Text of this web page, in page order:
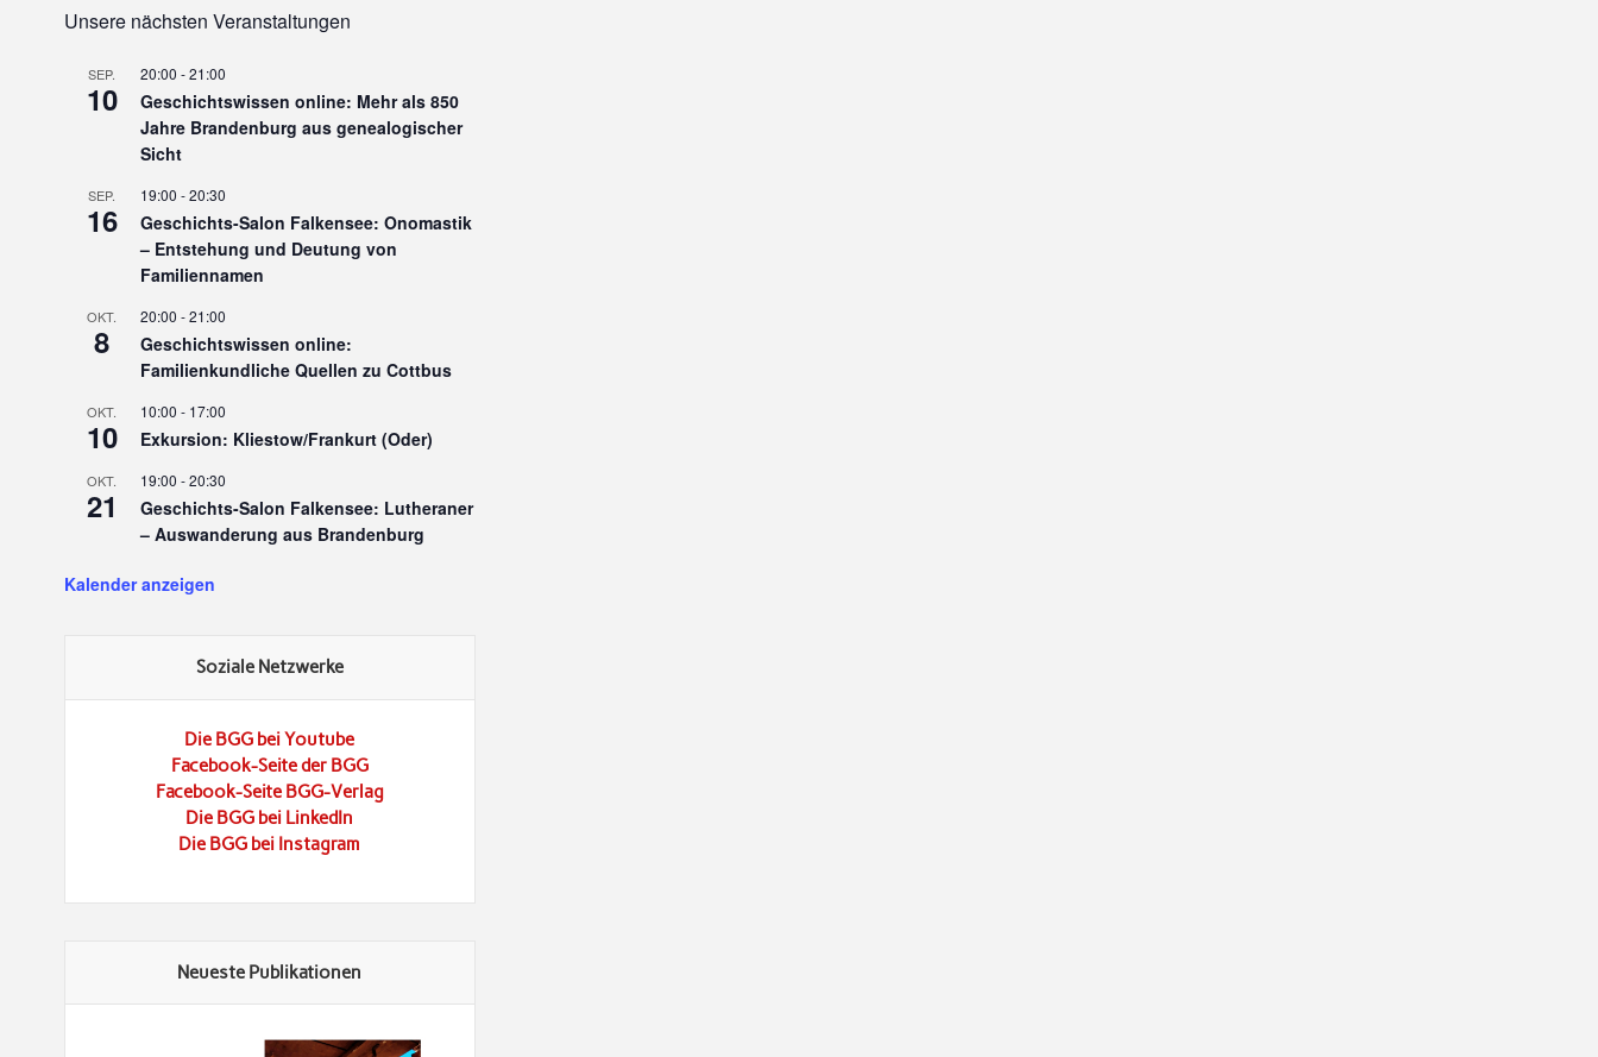
Unsere nächsten Veranstaltungen
SEP.
10
20:00 -21:00
Geschichtswissen online: Mehr als 850
Jahre Brandenburg aus genealogischer
Sicht
SEP.
16
19:00 -20:30
Geschichts-Salon Falkensee: Onomastik
– Entstehung und Deutung von
Familiennamen
OKT.
8
20:00 -21:00
Geschichtswissen online:
Familienkundliche Quellen zu Cottbus
OKT.
10
10:00 - 17:00
Exkursion: Kliestow/Frankurt (Oder)
OKT.
21
19:00 -20:30
Geschichts-Salon Falkensee: Lutheraner
– Auswanderung aus Brandenburg
Kalender anzeigen
Soziale Netzwerke
Die BGG bei Youtube
Facebook-Seite der BGG
Facebook-Seite BGG-Verlag
Die BGG bei LinkedIn
Die BGG bei Instagram
Neueste Publikationen